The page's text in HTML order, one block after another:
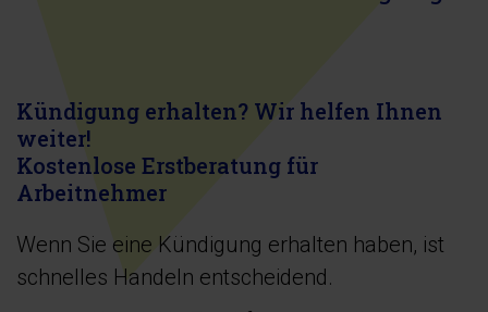
Kündigung erhalten? Wir helfen Ihnen
weiter!
Kostenlose Erstberatung für
Arbeitnehmer
Wenn Sie eine Kündigung erhalten haben, ist
schnelles Handeln entscheidend.